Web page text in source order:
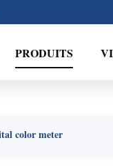
PRODUITS
color meter